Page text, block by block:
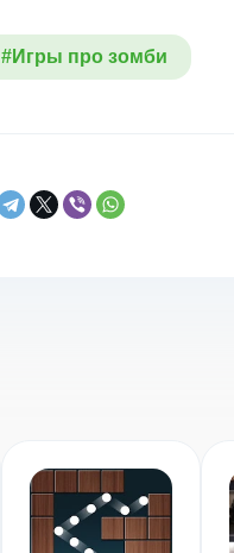
#Игры про зомби